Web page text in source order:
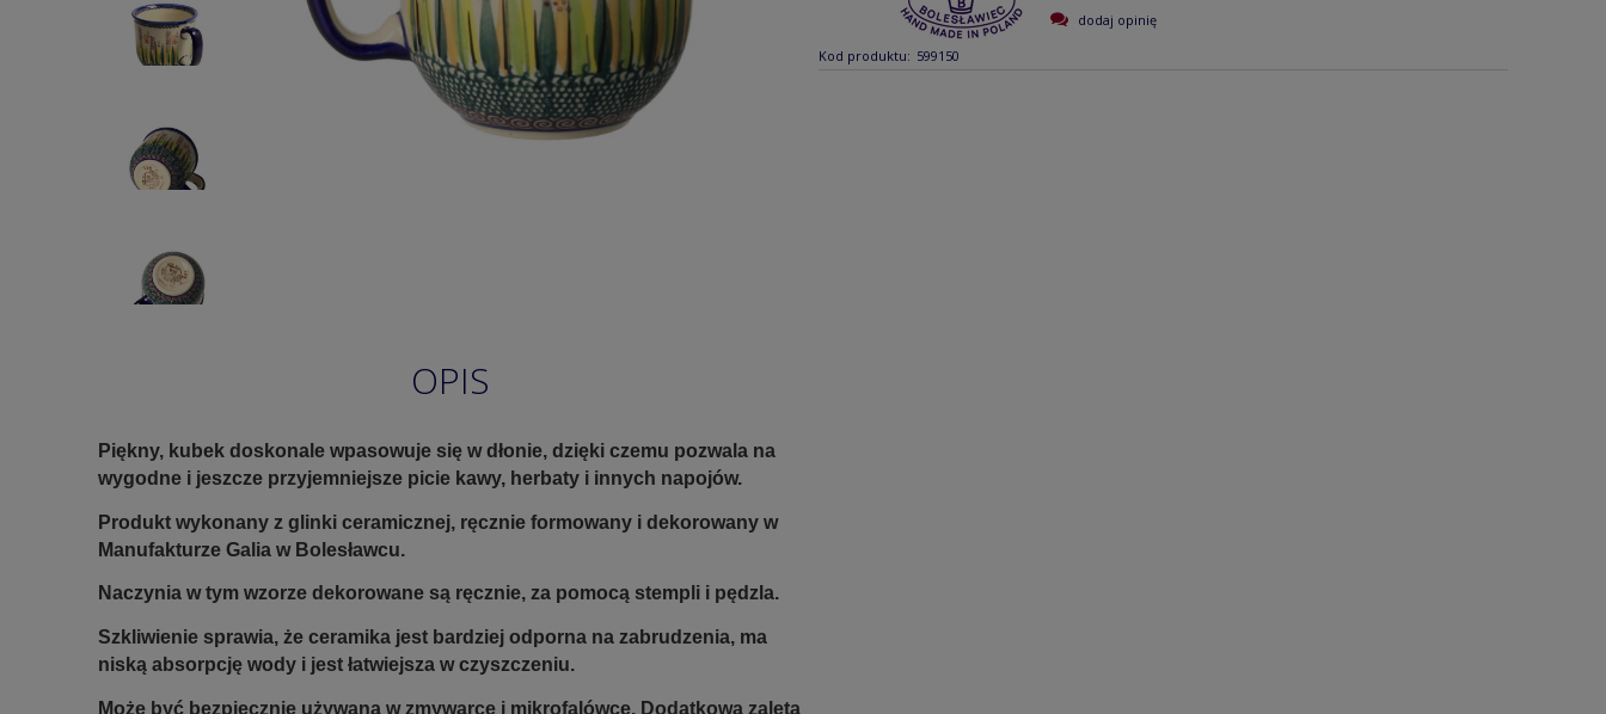
Kod produktu: 599150
dodaj opinię
OPIS
Piękny, kubek doskonale wpasowuje się w dłonie, dzięki czemu pozwala na
wygodne i jeszcze przyjemniejsze picie kawy, herbaty i innych napojów.
Produkt wykonany z glinki ceramicznej, ręcznie formowany i dekorowany w
Manufakturze Galia w Bolesławcu.
Naczynia w tym wzorze dekorowane są ręcznie, za pomocą stempli i pędzla.
Szkliwienie sprawia, że ceramika jest bardziej odporna na zabrudzenia, ma
niską absorpcję wody i jest łatwiejsza w czyszczeniu.
Może być bezpiecznie używana w zmywarce i mikrofalówce. Dodatkową zaletą